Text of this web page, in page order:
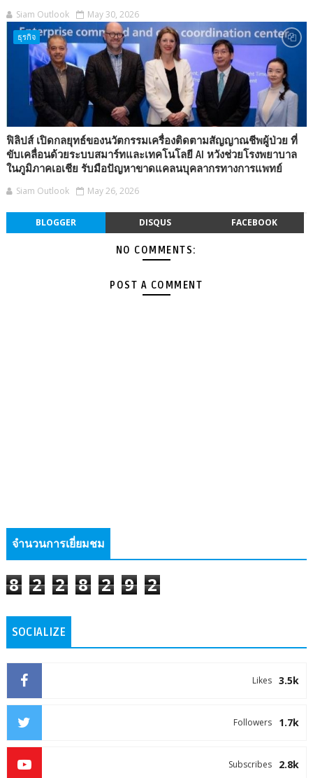
Siam Outlook May 30, 2026
ธุรกิจ
ฟิลิปส์ เปิดกลยุทธ์ของนวัตกรรมเครื่องติดตามสัญญาณชีพผู้ป่วย ที่
ขับเคลื่อนด้วยระบบสมาร์ทและเทคโนโลยี AI หวังช่วยโรงพยาบาล
ในภูมิภาคเอเชีย รับมือปัญหาขาดแคลนบุคลากรทางการแพทย์
Siam Outlook May 26, 2026
BLOGGER DISQUS FACEBOOK
NO COMMENTS:
POST A COMMENT
จำนวนการเยี่ยมชม
8 2 2 8 2 9 2
SOCIALIZE
3.5k
Likes
1.7k
Followers
2.8k
Subscribes